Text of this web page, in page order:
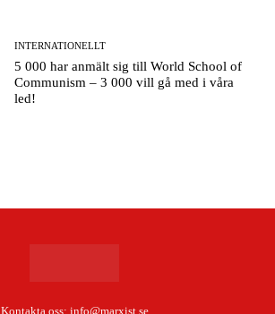
INTERNATIONELLT
5 000 har anmält sig till World School of
Communism – 3 000 vill gå med i våra
led!
Kontakta oss: info@marxist.se